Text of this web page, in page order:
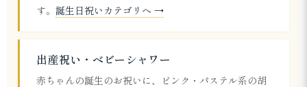
す。 誕生日祝いカテゴリへ →
出産祝い・ベビーシャワー
赤ちゃんの誕生のお祝いに、ピンク・パステル系の胡